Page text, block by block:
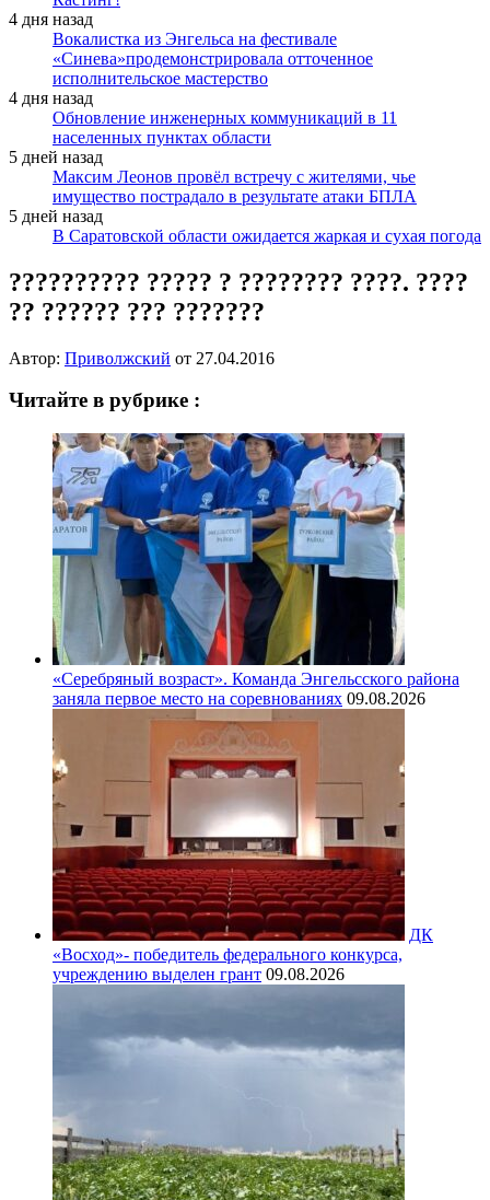
4 дня назад
Вокалистка из Энгельса на фестивале
«Синева»продемонстрировала отточенное
исполнительское мастерство
4 дня назад
Обновление инженерных коммуникаций в 11
населенных пунктах области
5 дней назад
Максим Леонов провёл встречу с жителями, чье
имущество пострадало в результате атаки БПЛА
5 дней назад
В Саратовской области ожидается жаркая и сухая погода
?????????? ????? ? ???????? ????. ????
?? ?????? ??? ???????
Автор: Приволжский от 27.04.2016
Читайте в рубрике :
«Серебряный возраст». Команда Энгельсского района
заняла первое место на соревнованиях 09.08.2026
ДК
«Восход»- победитель федерального конкурса,
учреждению выделен грант 09.08.2026